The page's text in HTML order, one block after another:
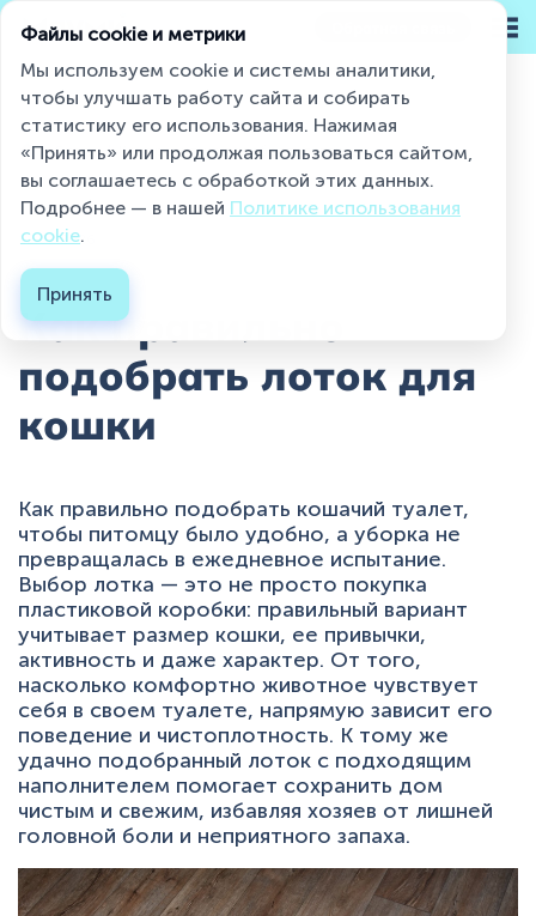
Miaumi® на страже чистоты и свежести
Каталог
О бренде
Контакты
Где купить ?
+7 (495) 223-95-39
hello@miaumi.ru
Статьи Как правильно подобрать лоток ...
12.02.2026
Как правильно
подобрать лоток для
кошки
Как правильно подобрать кошачий туалет,
чтобы питомцу было удобно, а уборка не
превращалась в ежедневное испытание.
Выбор лотка — это не просто покупка
пластиковой коробки: правильный вариант
учитывает размер кошки, ее привычки,
активность и даже характер. От того,
насколько комфортно животное чувствует
себя в своем туалете, напрямую зависит его
поведение и чистоплотность. К тому же
удачно подобранный лоток с подходящим
наполнителем помогает сохранить дом
чистым и свежим, избавляя хозяев от лишней
головной боли и неприятного запаха.
Файлы cookie и метрики
Мы используем cookie и системы аналитики,
чтобы улучшать работу сайта и собирать
статистику его использования. Нажимая
«Принять» или продолжая пользоваться сайтом,
вы соглашаетесь с обработкой этих данных.
Подробнее — в нашей Политике использования
cookie.
Принять